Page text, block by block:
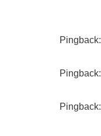
Pingback:
Pingback:
Pingback: